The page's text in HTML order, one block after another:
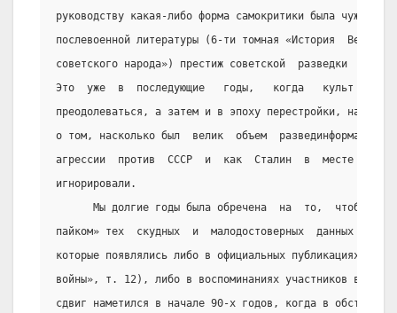
руководству какая-либо форма самокритики была чужда,
послевоенной литературы (6-ти томная «История
советского народа») престиж советской  разведки  не
Это  уже  в  последующие   годы,   когда   культ
преодолеваться, а затем и в эпоху перестройки, начали
о том, насколько был  велик  объем  развединформации
агрессии  против  СССР  и  как  Сталин  в  месте  с
игнорировали.
Мы долгие годы была обречена  на  то,  чтобы
пайком» тех  скудных  и  малодостоверных  данных  о
которые появлялись либо в официальных публикациях
войны», т. 12), либо в воспоминаниях участников
сдвиг наметился в начале 90-х годов, когда в